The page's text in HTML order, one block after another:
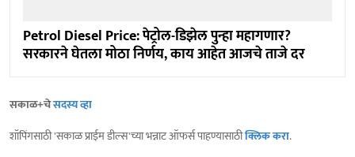
Petrol Diesel Price: पेट्रोल-डिझेल पुन्हा महागणार?
सरकारने घेतला मोठा निर्णय, काय आहेत आजचे ताजे दर
सकाळ+चेसदस्य व्हा
शॉपिंगसाठी 'सकाळ प्राईम डील्स'च्या भन्नाट ऑफर्स पाहण्यासाठीक्लिक करा.